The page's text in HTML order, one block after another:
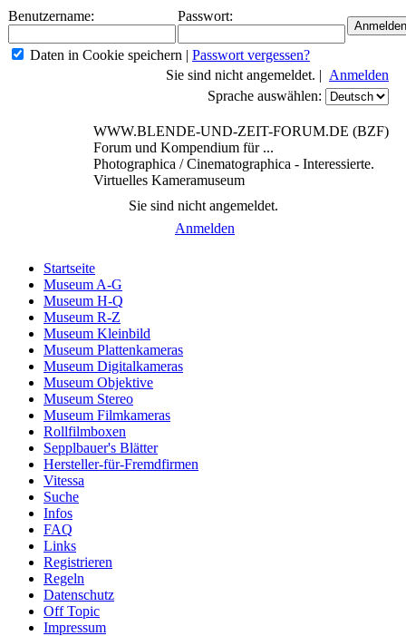
Benutzername: Passwort:
Daten in Cookie speichern | Passwort vergessen?
Sie sind nicht angemeldet. | Anmelden
Sprache auswählen:
WWW.BLENDE-UND-ZEIT-FORUM.DE (BZF)
Forum und Kompendium für ...
Photographica / Cinematographica - Interessierte.
Virtuelles Kameramuseum
Sie sind nicht angemeldet.
Anmelden
Startseite
Museum A-G
Museum H-Q
Museum R-Z
Museum Kleinbild
Museum Plattenkameras
Museum Digitalkameras
Museum Objektive
Museum Stereo
Museum Filmkameras
Rollfilmboxen
Sepplbauer's Blätter
Hersteller-für-Fremdfirmen
Vitessa
Suche
Infos
FAQ
Links
Registrieren
Regeln
Datenschutz
Off Topic
Impressum